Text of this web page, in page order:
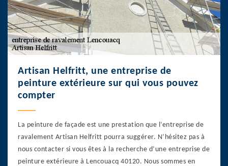
Artisan Helfritt, une entreprise de
peinture extérieure sur qui vous pouvez
compter
La peinture de façade est une prestation que l’entreprise de
ravalement Artisan Helfritt pourra suggérer. N’hésitez pas à
nous contacter si vous êtes à la recherche d’une entreprise de
peinture extérieure à Lencouacq 40120. Nous sommes en